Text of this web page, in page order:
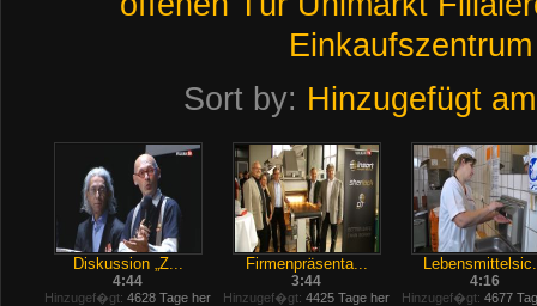
Einkaufszentrum
Sort by: Hinzugefügt am
Diskussion „Z...
4:44
Hinzugef�gt: 4628 Tage her
Firmenpräsenta...
3:44
Hinzugef�gt: 4425 Tage her
4:16
Hinzugef�gt: 4677